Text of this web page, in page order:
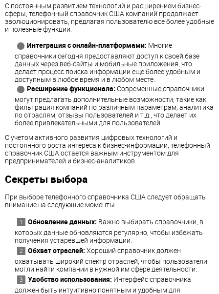
С постоянным развитием технологий и расширением бизнес-
сферы, телефонный справочник США компаний продолжает
эволюционировать, предлагая пользователю все более удобные
и полезные функции.
Интеграция с онлайн-платформами: Многие
справочники сегодня предоставляют доступ к своей базе
данных через веб-сайты и мобильные приложения, что
делает процесс поиска информации еще более удобным и
доступным в любое время и в любом месте.
Расширение функционала: Современные справочники
могут предлагать дополнительные возможности, такие как
фильтрация компаний по различным параметрам, аналитика
по отраслям, отзывы пользователей и т.д., что делает их
более привлекательными для пользователей.
С учетом активного развития цифровых технологий и
постоянного роста интереса к бизнес-информации, телефонный
справочник США остается важным инструментом для
предпринимателей и бизнес-аналитиков.
Секреты выбора
При выборе телефонного справочника США следует обращать
внимание на следующие моменты:
Обновление данных: Важно выбирать справочники, в
которых данные обновляются регулярно, чтобы избежать
получения устаревшей информации.
Обхват отраслей: Хороший справочник должен
охватывать широкий спектр отраслей, чтобы пользователи
могли найти компании в нужной им сфере деятельности.
Удобство использования: Интерфейс справочника
должен быть интуитивно понятным и удобным для